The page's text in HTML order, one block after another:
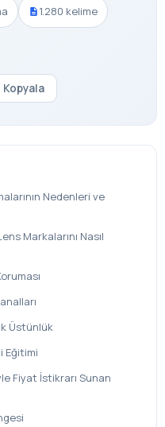
1.280 kelime
Nedenleri ve
Markalarını Nasıl
Üstünlük
Eğitimi
Fiyat İstikrarı Sunan